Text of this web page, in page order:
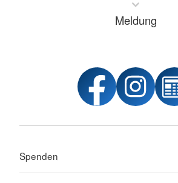
Meldung
Spenden